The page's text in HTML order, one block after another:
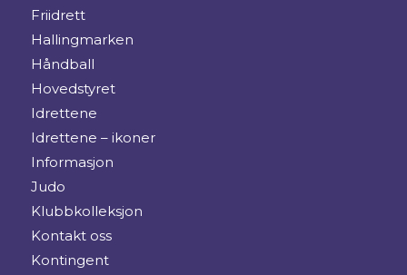
Friidrett
Hallingmarken
Håndball
Hovedstyret
Idrettene
Idrettene – ikoner
Informasjon
Judo
Klubbkolleksjon
Kontakt oss
Kontingent